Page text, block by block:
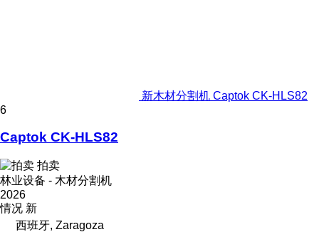
新木材分割机 Captok CK-HLS82
6
Captok CK-HLS82
拍卖
林业设备 - 木材分割机
2026
情况 新
西班牙, Zaragoza